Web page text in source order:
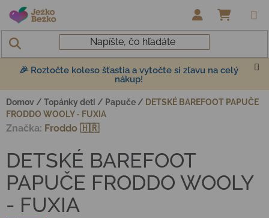
Prejsť na obsah
🎉 Roztočte koleso šťastia a vytočte si zľavu na celý
nákup!
Domov / Topánky deti / Papuče / DETSKÉ BAREFOOT PAPUČE
FRODDO WOOLY - FUXIA
DETSKÉ BAREFOOT
PAPUČE FRODDO WOOLY
- FUXIA
Značka: Froddo 🇭🇷